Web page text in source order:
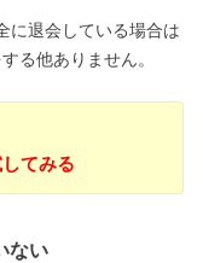
に退会している場合は
る他ありません。
てみる
ない